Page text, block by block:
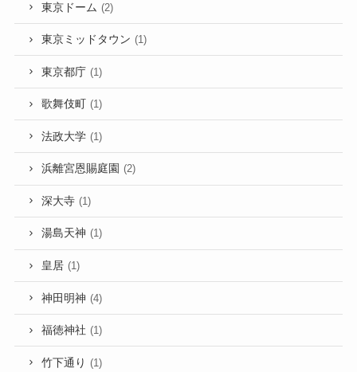
東京ドーム (2)
東京ミッドタウン (1)
東京都庁 (1)
歌舞伎町 (1)
法政大学 (1)
浜離宮恩賜庭園 (2)
深大寺 (1)
湯島天神 (1)
皇居 (1)
神田明神 (4)
福徳神社 (1)
竹下通り (1)